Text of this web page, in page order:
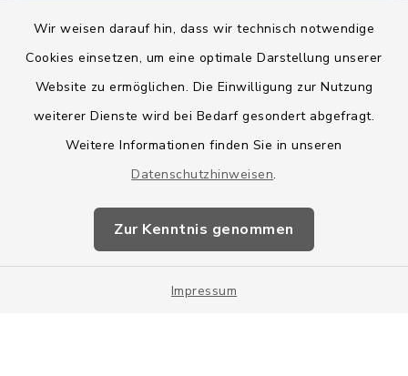
Wir weisen darauf hin, dass wir technisch notwendige
Cookies einsetzen, um eine optimale Darstellung unserer
Website zu ermöglichen. Die Einwilligung zur Nutzung
weiterer Dienste wird bei Bedarf gesondert abgefragt.
Weitere Informationen finden Sie in unseren
Datenschutzhinweisen.
Zur Kenntnis genommen
Impressum
Barrierefreiheit
Impressum
Sitemap